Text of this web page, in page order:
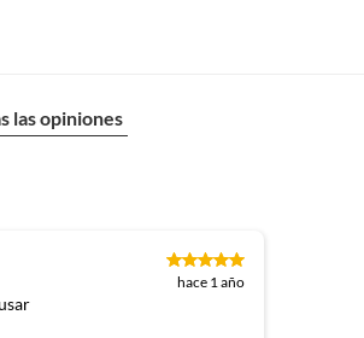
las opiniones
hace 1 año